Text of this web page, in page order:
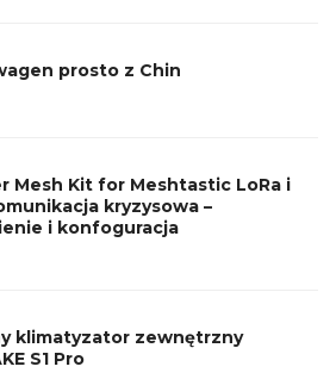
prosto z Chin
Mesh Kit for Meshtastic LoRa i
kryzysowa –
i konfoguracja
klimatyzator zewnętrzny
S1 Pro